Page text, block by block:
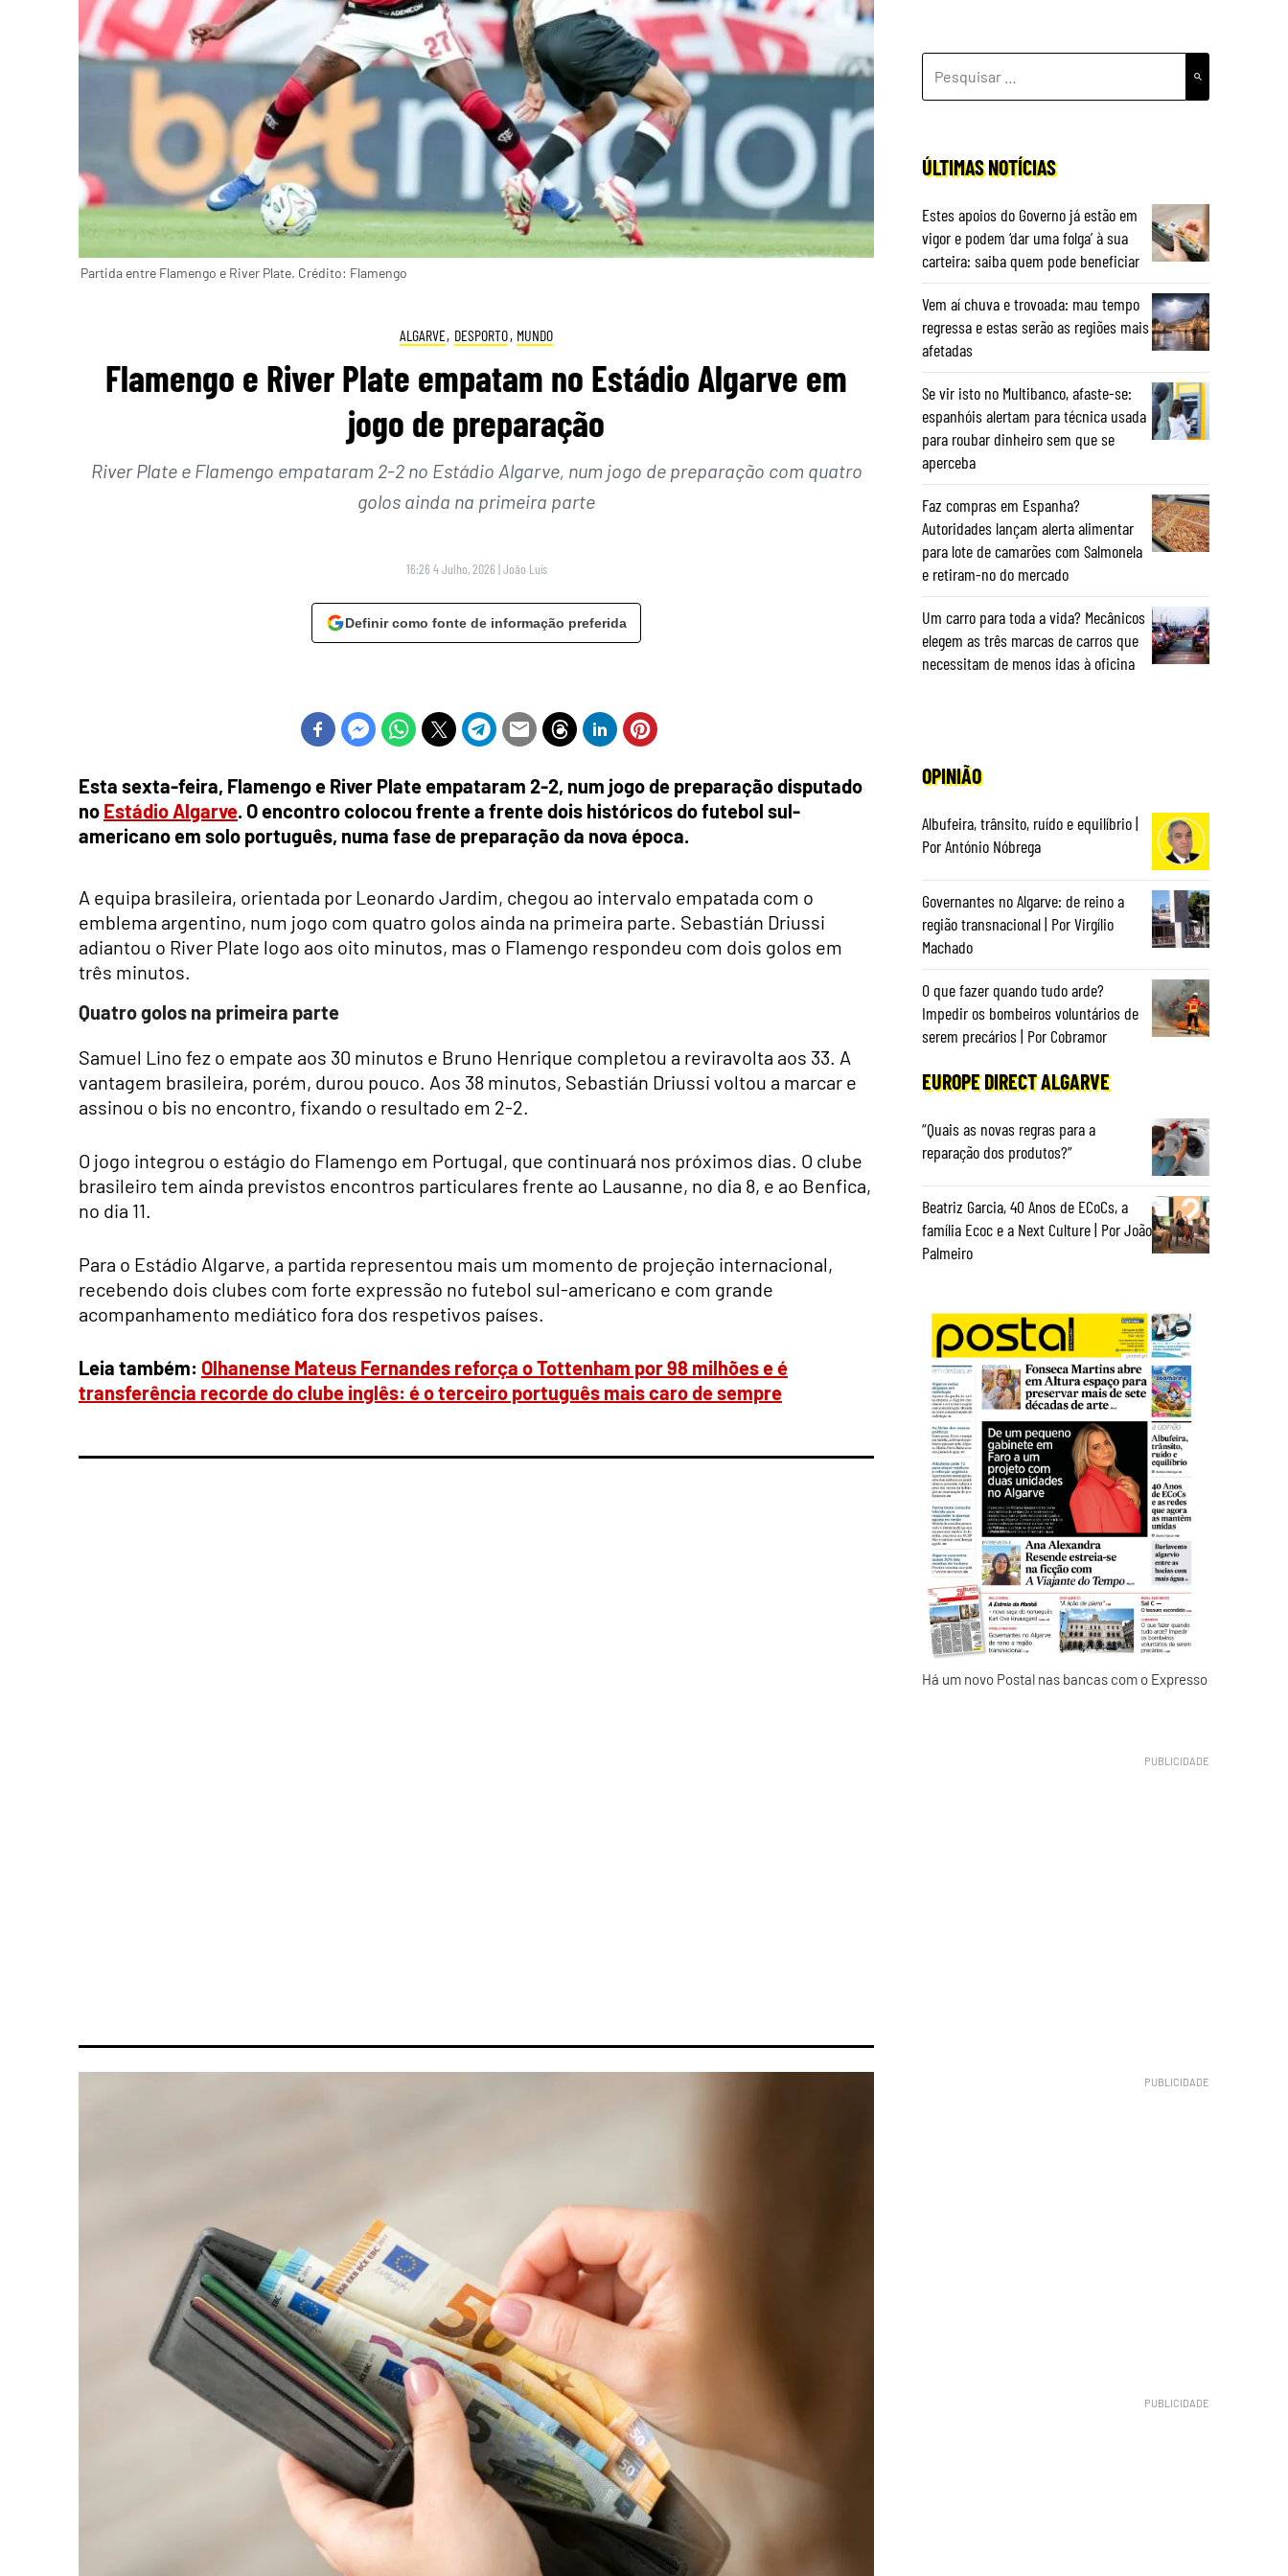
Partida entre Flamengo e River Plate. Crédito: Flamengo
ALGARVE, DESPORTO, MUNDO
Flamengo e River Plate empatam no Estádio Algarve em
jogo de preparação
River Plate e Flamengo empataram 2-2 no Estádio Algarve, num jogo de preparação com quatro
golos ainda na primeira parte
16:26 4 Julho, 2026 |João Luís
Definir como fonte de informação preferida
Esta sexta-feira, Flamengo e River Plate empataram 2-2, num jogo de preparação disputado
no Estádio Algarve. O encontro colocou frente a frente dois históricos do futebol sul-
americano em solo português, numa fase de preparação da nova época.
A equipa brasileira, orientada por Leonardo Jardim, chegou ao intervalo empatada com o
emblema argentino, num jogo com quatro golos ainda na primeira parte. Sebastián Driussi
adiantou o River Plate logo aos oito minutos, mas o Flamengo respondeu com dois golos em
três minutos.
Quatro golos na primeira parte
Samuel Lino fez o empate aos 30 minutos e Bruno Henrique completou a reviravolta aos 33. A
vantagem brasileira, porém, durou pouco. Aos 38 minutos, Sebastián Driussi voltou a marcar e
assinou o bis no encontro, fixando o resultado em 2-2.
O jogo integrou o estágio do Flamengo em Portugal, que continuará nos próximos dias. O clube
brasileiro tem ainda previstos encontros particulares frente ao Lausanne, no dia 8, e ao Benfica,
no dia 11.
Para o Estádio Algarve, a partida representou mais um momento de projeção internacional,
recebendo dois clubes com forte expressão no futebol sul-americano e com grande
acompanhamento mediático fora dos respetivos países.
Leia também: Olhanense Mateus Fernandes reforça o Tottenham por 98 milhões e é
transferência recorde do clube inglês: é o terceiro português mais caro de sempre
POR:
ÚLTIMAS NOTÍCIAS
Estes apoios do Governo já estão em
vigor e podem ‘dar uma folga’ à sua
carteira: saiba quem pode beneficiar
Vem aí chuva e trovoada: mau tempo
regressa e estas serão as regiões mais
afetadas
Se vir isto no Multibanco, afaste-se:
espanhóis alertam para técnica usada
para roubar dinheiro sem que se
aperceba
Faz compras em Espanha?
Autoridades lançam alerta alimentar
para lote de camarões com Salmonela
e retiram-no do mercado
Um carro para toda a vida? Mecânicos
elegem as três marcas de carros que
necessitam de menos idas à oficina
OPINIÃO
Albufeira, trânsito, ruído e equilíbrio |
Por António Nóbrega
Governantes no Algarve: de reino a
região transnacional | Por Virgílio
Machado
O que fazer quando tudo arde?
Impedir os bombeiros voluntários de
serem precários | Por Cobramor
EUROPE DIRECT ALGARVE
“Quais as novas regras para a
reparação dos produtos?”
Beatriz Garcia, 40 Anos de ECoCs, a
família Ecoc e a Next Culture | Por João
Palmeiro
Há um novo Postal nas bancas com o Expresso